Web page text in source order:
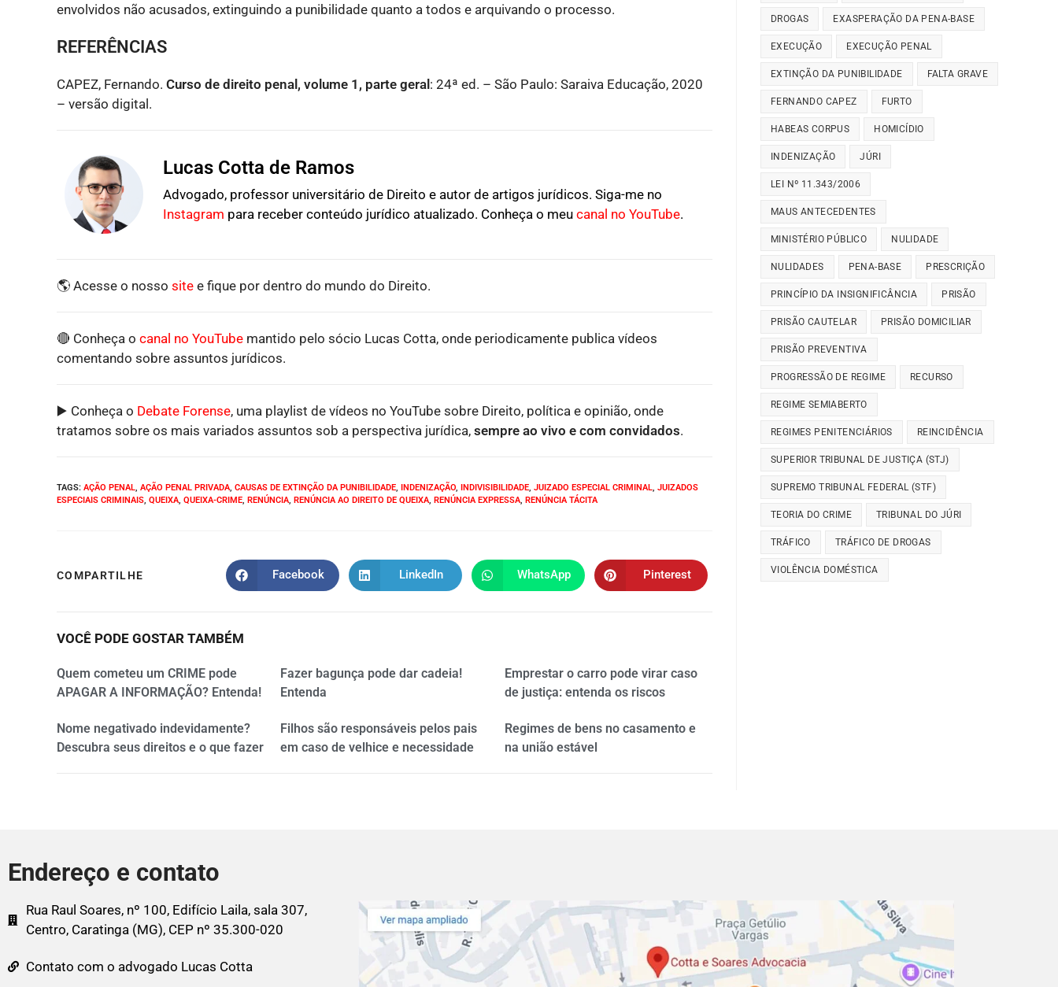
envolvidos não acusados, extinguindo a punibilidade quanto a todos e arquivando o processo.
REFERÊNCIAS
CAPEZ, Fernando. Curso de direito penal, volume 1, parte geral: 24ª ed. – São Paulo: Saraiva Educação, 2020
– versão digital.
Lucas Cotta de Ramos
Advogado, professor universitário de Direito e autor de artigos jurídicos. Siga-me no
Instagram para receber conteúdo jurídico atualizado. Conheça o meu canal no YouTube.
🌎 Acesse o nosso site e fique por dentro do mundo do Direito.
🔴 Conheça o canal no YouTube mantido pelo sócio Lucas Cotta, onde periodicamente publica vídeos
comentando sobre assuntos jurídicos.
▶️ Conheça o Debate Forense, uma playlist de vídeos no YouTube sobre Direito, política e opinião, onde
tratamos sobre os mais variados assuntos sob a perspectiva jurídica, sempre ao vivo e com convidados.
TAGS: AÇÃO PENAL AÇÃO PENAL PRIVADA CAUSAS DE EXTINÇÃO DA PUNIBILIDADE INDENIZAÇÃO INDIVISIBILIDADE JUIZADO ESPECIAL CRIMINAL JUIZADOS
ESPECIAIS CRIMINAIS QUEIXA QUEIXA-CRIME RENÚNCIA RENÚNCIA AO DIREITO DE QUEIXA RENÚNCIA EXPRESSA RENÚNCIA TÁCITA
COMPARTILHE Facebook LinkedIn WhatsApp Pinterest
VOCÊ PODE GOSTAR TAMBÉM
Quem cometeu um CRIME pode
APAGAR A INFORMAÇÃO? Entenda!
Fazer bagunça pode dar cadeia!
Entenda
Emprestar o carro pode virar caso
de justiça: entenda os riscos
Nome negativado indevidamente?
Descubra seus direitos e o que fazer
Filhos são responsáveis pelos pais
em caso de velhice e necessidade
Regimes de bens no casamento e
na união estável
DROGAS EXASPERAÇÃO DA PENA-BASE
EXECUÇÃO EXECUÇÃO PENAL
EXTINÇÃO DA PUNIBILIDADE FALTA GRAVE
FERNANDO CAPEZ FURTO
HABEAS CORPUS HOMICÍDIO
INDENIZAÇÃO JÚRI
LEI Nº 11.343/2006
MAUS ANTECEDENTES
MINISTÉRIO PÚBLICO NULIDADE
NULIDADES PENA-BASE PRESCRIÇÃO
PRINCÍPIO DA INSIGNIFICÂNCIA PRISÃO
PRISÃO CAUTELAR PRISÃO DOMICILIAR
PRISÃO PREVENTIVA
PROGRESSÃO DE REGIME RECURSO
REGIME SEMIABERTO
REGIMES PENITENCIÁRIOS REINCIDÊNCIA
SUPERIOR TRIBUNAL DE JUSTIÇA (STJ)
SUPREMO TRIBUNAL FEDERAL (STF)
TEORIA DO CRIME TRIBUNAL DO JÚRI
TRÁFICO TRÁFICO DE DROGAS
VIOLÊNCIA DOMÉSTICA
Endereço e contato
Rua Raul Soares, nº 100, Edifício Laila, sala 307,
Centro, Caratinga (MG), CEP nº 35.300-020
Contato com o advogado Lucas Cotta